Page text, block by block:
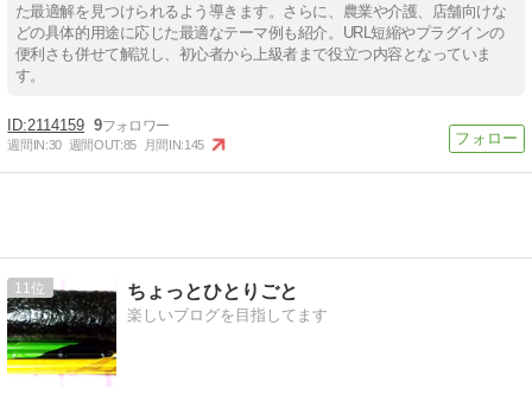
た最適解を見つけられるよう導きます。さらに、農業や介護、店舗向けな
どの具体的用途に応じた最適なテーマ例も紹介。URL短縮やプラグインの
便利さも併せて解説し、初心者から上級者まで役立つ内容となっていま
す。
2114159 9
週間IN:30 週間OUT:85 月間IN:145
11 ちょっとひとりごと
楽しいブログを目指してます